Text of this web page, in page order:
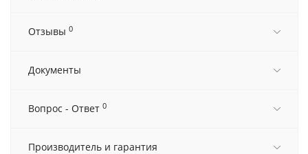
Отзывы 0
Документы
Вопрос - Ответ 0
Производитель и гарантия